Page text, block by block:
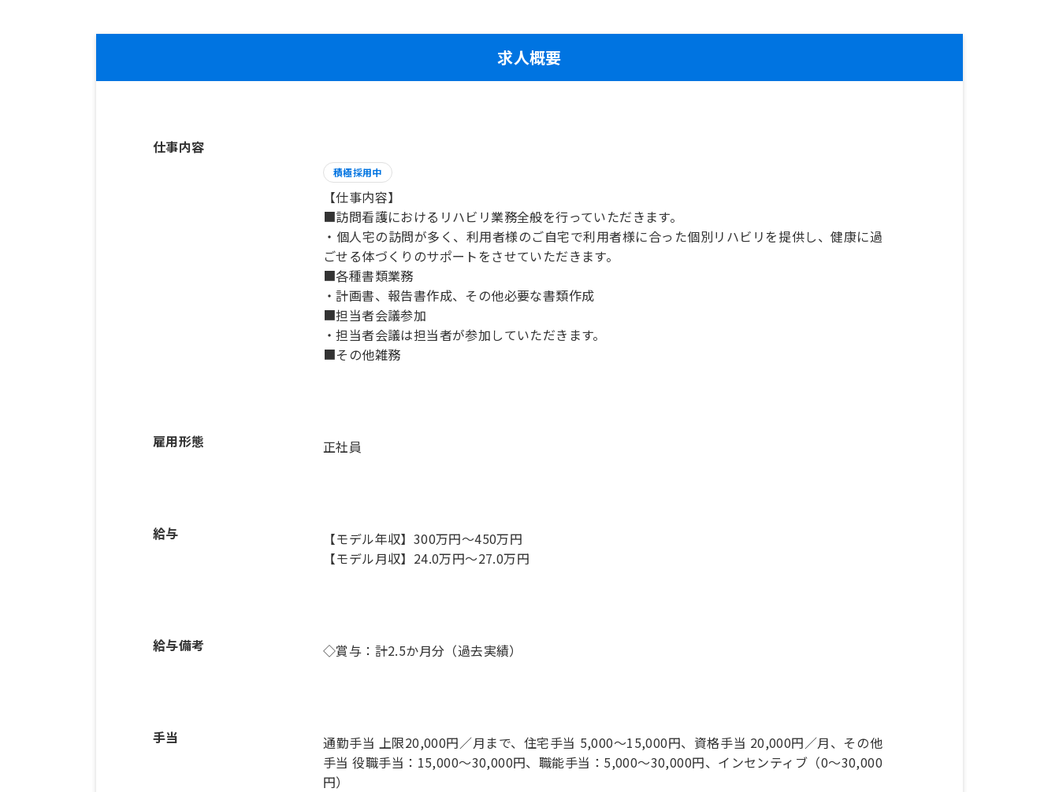
求人概要
仕事内容
積極採用中
【仕事内容】
■訪問看護におけるリハビリ業務全般を行っていただきます。
・個人宅の訪問が多く、利用者様のご自宅で利用者様に合った個別リハビリを提供し、健康に過
ごせる体づくりのサポートをさせていただきます。
■各種書類業務
・計画書、報告書作成、その他必要な書類作成
■担当者会議参加
・担当者会議は担当者が参加していただきます。
■その他雑務
雇用形態 正社員
給与
【モデル年収】300万円〜450万円
【モデル月収】24.0万円〜27.0万円
給与備考 ◇賞与：計2.5か月分（過去実績）
手当
通勤手当 上限20,000円／月まで、住宅手当 5,000～15,000円、資格手当 20,000円／月、その他
手当 役職手当：15,000～30,000円、職能手当：5,000～30,000円、インセンティブ（0～30,000
円）